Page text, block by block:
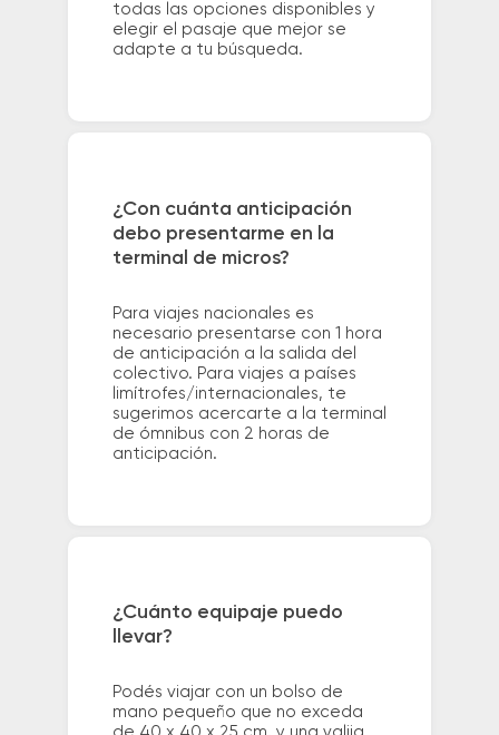
todas las opciones disponibles y
elegir el pasaje que mejor se
adapte a tu búsqueda.
¿Con cuánta anticipación
debo presentarme en la
terminal de micros?
Para viajes nacionales es
necesario presentarse con 1 hora
de anticipación a la salida del
colectivo. Para viajes a países
limítrofes/internacionales, te
sugerimos acercarte a la terminal
de ómnibus con 2 horas de
anticipación.
¿Cuánto equipaje puedo
llevar?
Podés viajar con un bolso de
mano pequeño que no exceda